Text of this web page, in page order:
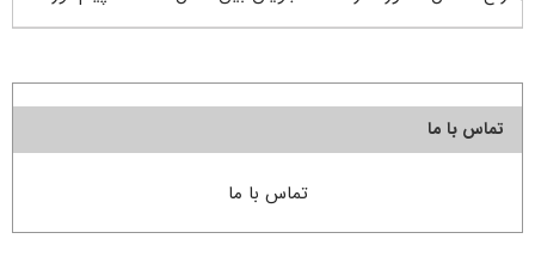
تماس با ما
تماس با ما